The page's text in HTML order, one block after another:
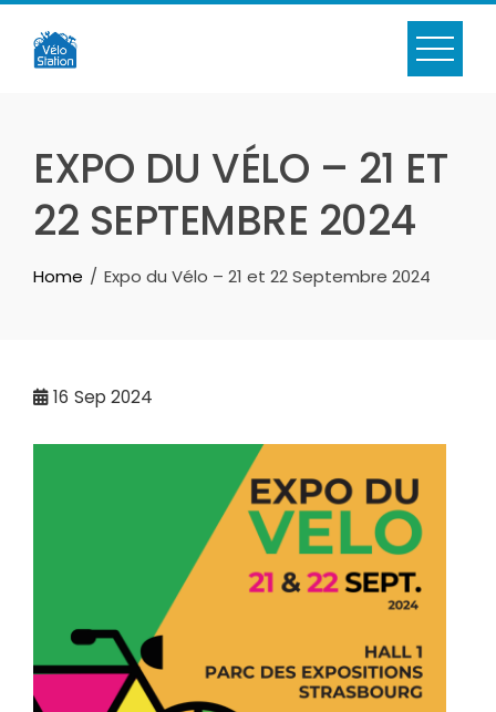
Skip
content
EXPO DU VÉLO – 21 ET
22 SEPTEMBRE 2024
Home Expo du Vélo – 21 et 22 Septembre 2024
16 Sep 2024